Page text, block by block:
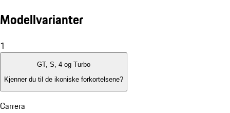
Modellvarianter
1
GT, S, 4 og Turbo
Kjenner du til de ikoniske forkortelsene?
Carrera